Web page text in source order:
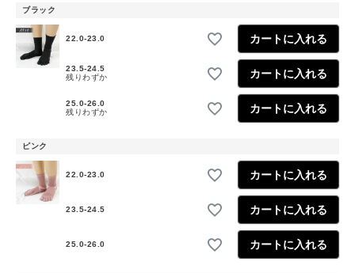
ブラック
22.0-23.0 カートに入れる
23.5-24.5
残りわずか
カートに入れる
25.0-26.0
残りわずか
カートに入れる
ピンク
22.0-23.0 カートに入れる
23.5-24.5 カートに入れる
25.0-26.0 カートに入れる